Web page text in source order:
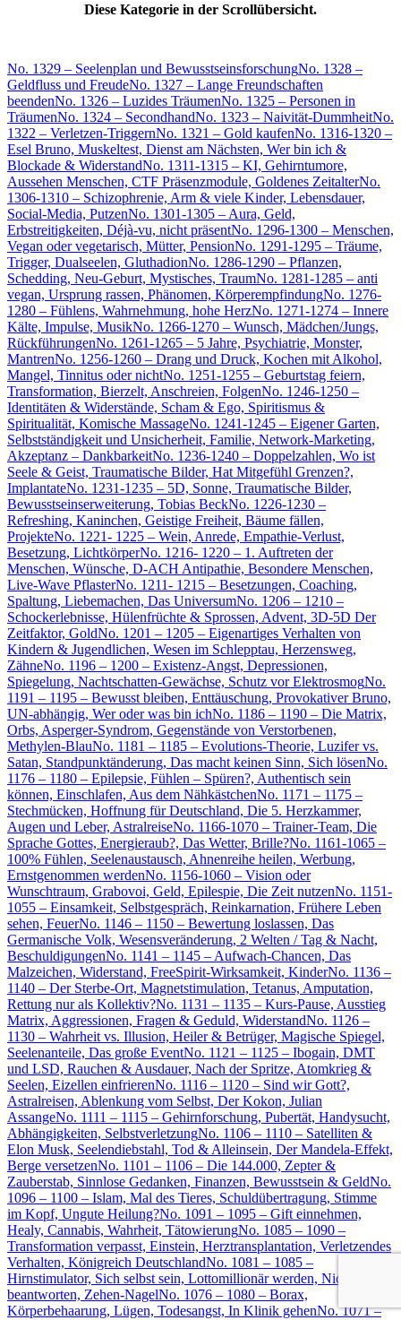
Diese Kategorie in der Scrollübersicht.
No. 1329 – Seelenplan und BewusstseinsforschungNo. 1328 –
Geldfluss und FreudeNo. 1327 – Lange Freundschaften
beendenNo. 1326 – Luzides TräumenNo. 1325 – Personen in
TräumenNo. 1324 – SecondhandNo. 1323 – Naivität-DummheitNo.
1322 – Verletzen-TriggernNo. 1321 – Gold kaufenNo. 1316-1320 –
Esel Bruno, Muskeltest, Dienst am Nächsten, Wer bin ich &
Blockade & WiderstandNo. 1311-1315 – KI, Gehirntumore,
Aussehen Menschen, CTF Präsenzmodule, Goldenes ZeitalterNo.
1306-1310 – Schizophrenie, Arm & viele Kinder, Lebensdauer,
Social-Media, PutzenNo. 1301-1305 – Aura, Geld,
Erbstreitigkeiten, Déjà-vu, nicht präsentNo. 1296-1300 – Menschen,
Vegan oder vegetarisch, Mütter, PensionNo. 1291-1295 – Träume,
Trigger, Dualseelen, GluthadionNo. 1286-1290 – Pflanzen,
Schedding, Neu-Geburt, Mystisches, TraumNo. 1281-1285 – anti
vegan, Ursprung rassen, Phänomen, KörperempfindungNo. 1276-
1280 – Fühlens, Wahrnehmung, hohe HerzNo. 1271-1274 – Innere
Kälte, Impulse, MusikNo. 1266-1270 – Wunsch, Mädchen/Jungs,
RückführungenNo. 1261-1265 – 5 Jahre, Psychiatrie, Monster,
MantrenNo. 1256-1260 – Drang und Druck, Kochen mit Alkohol,
Mangel, Tinnitus oder nichtNo. 1251-1255 – Geburtstag feiern,
Transformation, Bierzelt, Anschreien, FolgenNo. 1246-1250 –
Identitäten & Widerstände, Scham & Ego, Spiritismus &
Spiritualität, Komische MassageNo. 1241-1245 – Eigener Garten,
Selbstständigkeit und Unsicherheit, Familie, Network-Marketing,
Akzeptanz – DankbarkeitNo. 1236-1240 – Doppelzahlen, Wo ist
Seele & Geist, Traumatische Bilder, Hat Mitgefühl Grenzen?,
ImplantateNo. 1231-1235 – 5D, Sonne, Traumatische Bilder,
Bewusstseinserweiterung, Tobias BeckNo. 1226-1230 –
Refreshing, Kaninchen, Geistige Freiheit, Bäume fällen,
ProjekteNo. 1221- 1225 – Wein, Anrede, Empathie-Verlust,
Besetzung, LichtkörperNo. 1216- 1220 – 1. Auftreten der
Menschen, Wünsche, D-ACH Antipathie, Besondere Menschen,
Live-Wave PflasterNo. 1211- 1215 – Besetzungen, Coaching,
Spaltung, Liebemachen, Das UniversumNo. 1206 – 1210 –
Schockerlebnisse, Hülenfrüchte & Sprossen, Advent, 3D-5D Der
Zeitfaktor, GoldNo. 1201 – 1205 – Eigenartiges Verhalten von
Kindern & Jugendlichen, Wesen im Schlepptau, Herzensweg,
ZähneNo. 1196 – 1200 – Existenz-Angst, Depressionen,
Spiegelung, Nachtschatten-Gewächse, Schutz vor ElektrosmogNo.
1191 – 1195 – Bewusst bleiben, Enttäuschung, Provokativer Bruno,
UN-abhängig, Wer oder was bin ichNo. 1186 – 1190 – Die Matrix,
Orbs, Asperger-Syndrom, Gegenstände von Verstorbenen,
Methylen-BlauNo. 1181 – 1185 – Evolutions-Theorie, Luzifer vs.
Satan, Standpunktänderung, Das macht keinen Sinn, Sich lösenNo.
1176 – 1180 – Epilepsie, Fühlen – Spüren?, Authentisch sein
können, Einschlafen, Aus dem NähkästchenNo. 1171 – 1175 –
Stechmücken, Hoffnung für Deutschland, Die 5. Herzkammer,
Augen und Leber, AstralreiseNo. 1166-1070 – Trainer-Team, Die
Sprache Gottes, Energieraub?, Das Wetter, Brille?No. 1161-1065 –
100% Fühlen, Seelenaustausch, Ahnenreihe heilen, Werbung,
Ernstgenommen werdenNo. 1156-1060 – Vision oder
Wunschtraum, Grabovoi, Geld, Epilespie, Die Zeit nutzenNo. 1151-
1055 – Einsamkeit, Selbstgespräch, Reinkarnation, Frühere Leben
sehen, FeuerNo. 1146 – 1150 – Bewertung loslassen, Das
Germanische Volk, Wesensveränderung, 2 Welten / Tag & Nacht,
BeschuldigungenNo. 1141 – 1145 – Aufwach-Chancen, Das
Malzeichen, Widerstand, FreeSpirit-Wirksamkeit, KinderNo. 1136 –
1140 – Der Sterbe-Ort, Magnetstimulation, Tetanus, Amputation,
Rettung nur als Kollektiv?No. 1131 – 1135 – Kurs-Pause, Ausstieg
Matrix, Aggressionen, Fragen & Geduld, WiderstandNo. 1126 –
1130 – Wahrheit vs. Illusion, Heiler & Betrüger, Magische Spiegel,
Seelenanteile, Das große EventNo. 1121 – 1125 – Ibogain, DMT
und LSD, Rauchen & Ausdauer, Nach der Spritze, Atomkrieg &
Seelen, Eizellen einfrierenNo. 1116 – 1120 – Sind wir Gott?,
Astralreisen, Ablenkung vom Selbst, Der Kokon, Julian
AssangeNo. 1111 – 1115 – Gehirnforschung, Pubertät, Handysucht,
Abhängigkeiten, SelbstverletzungNo. 1106 – 1110 – Satelliten &
Elon Musk, Seelendiebstahl, Tod & Alleinsein, Der Mandela-Effekt,
Berge versetzenNo. 1101 – 1106 – Die 144.000, Zepter &
Zauberstab, Sinnlose Gedanken, Finanzen, Bewusstsein & GeldNo.
1096 – 1100 – Islam, Mal des Tieres, Schuldübertragung, Stimme
im Kopf, Ungute Heilung?No. 1091 – 1095 – Gift einnehmen,
Healy, Cannabis, Wahrheit, TätowierungNo. 1085 – 1090 –
Transformation verpasst, Einstein, Herztransplantation, Verletzendes
Verhalten, Königreich DeutschlandNo. 1081 – 1085 –
Hirnstimulator, Sich selbst sein, Lottomillionär werden, Nicht
beantworten, Zehen-NagelNo. 1076 – 1080 – Borax,
Körperbehaarung, Lügen, Todesangst, In Klinik gehenNo. 1071 –